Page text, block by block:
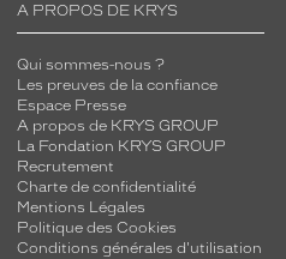
A PROPOS DE KRYS
Qui sommes-nous ?
Les preuves de la confiance
Espace Presse
A propos de KRYS GROUP
La Fondation KRYS GROUP
Recrutement
Charte de confidentialité
Mentions Légales
Politique des Cookies
Conditions générales d'utilisation